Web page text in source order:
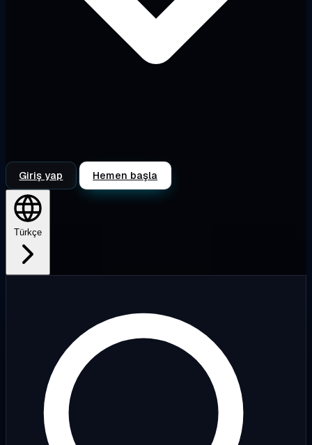
Giriş yap Hemen başla
Türkçe